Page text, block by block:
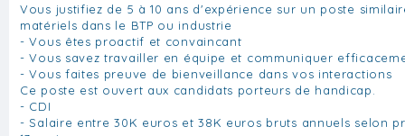
Vous justifiez de 5 à 10 ans d'expérience sur un poste
matériels dans le BTP ou industrie
- Vous êtes proactif et convaincant
- Vous savez travailler en équipe et communiquer
- Vous faites preuve de bienveillance dans vos interactions
Ce poste est ouvert aux candidats porteurs de handicap.
- CDI
- Salaire entre 30K euros et 38K euros bruts annuels selon